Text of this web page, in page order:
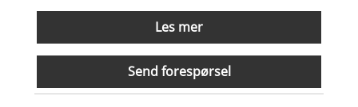
Les mer
Send forespørsel